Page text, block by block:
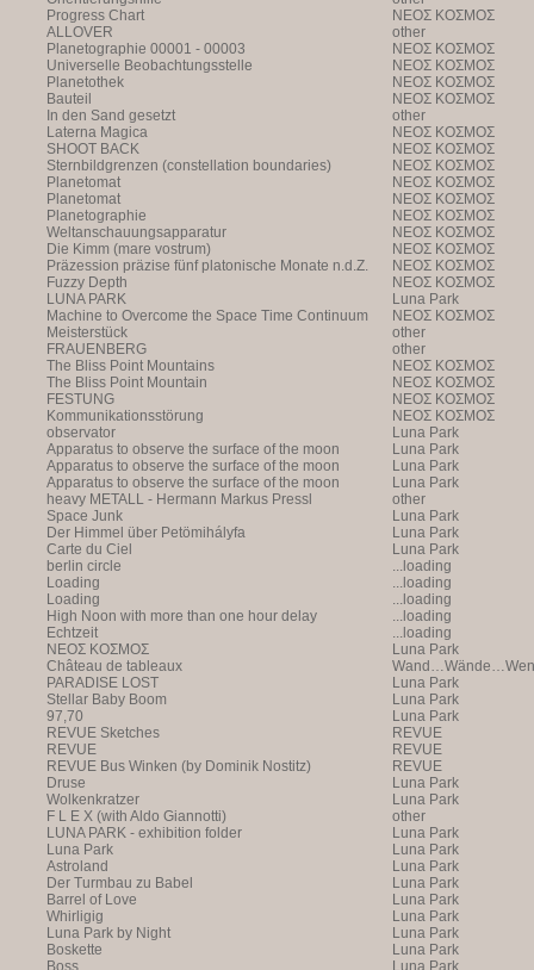
Progress Chart
NEOΣ KOΣMOΣ
ALLOVER
other
Planetographie 00001 - 00003
NEOΣ KOΣMOΣ
Universelle Beobachtungsstelle
NEOΣ KOΣMOΣ
Planetothek
NEOΣ KOΣMOΣ
Bauteil
NEOΣ KOΣMOΣ
In den Sand gesetzt
other
Laterna Magica
NEOΣ KOΣMOΣ
SHOOT BACK
NEOΣ KOΣMOΣ
Sternbildgrenzen (constellation boundaries)
NEOΣ KOΣMOΣ
Planetomat
NEOΣ KOΣMOΣ
Planetomat
NEOΣ KOΣMOΣ
Planetographie
NEOΣ KOΣMOΣ
Weltanschauungsapparatur
NEOΣ KOΣMOΣ
Die Kimm (mare vostrum)
NEOΣ KOΣMOΣ
Präzession präzise fünf platonische Monate n.d.Z.
NEOΣ KOΣMOΣ
Fuzzy Depth
NEOΣ KOΣMOΣ
LUNA PARK
Luna Park
Machine to Overcome the Space Time Continuum
NEOΣ KOΣMOΣ
Meisterstück
other
FRAUENBERG
other
The Bliss Point Mountains
NEOΣ KOΣMOΣ
The Bliss Point Mountain
NEOΣ KOΣMOΣ
FESTUNG
NEOΣ KOΣMOΣ
Kommunikationsstörung
NEOΣ KOΣMOΣ
observator
Luna Park
Apparatus to observe the surface of the moon
Luna Park
Apparatus to observe the surface of the moon
Luna Park
Apparatus to observe the surface of the moon
Luna Park
heavy METALL - Hermann Markus Pressl
other
Space Junk
Luna Park
Der Himmel über Petömihályfa
Luna Park
Carte du Ciel
Luna Park
berlin circle
...loading
Loading
...loading
Loading
...loading
High Noon with more than one hour delay
...loading
Echtzeit
...loading
NEOΣ KOΣMOΣ
Luna Park
Château de tableaux
PARADISE LOST
Luna Park
Stellar Baby Boom
Luna Park
97,70
Luna Park
REVUE Sketches
REVUE
REVUE
REVUE
REVUE Bus Winken (by Dominik Nostitz)
REVUE
Druse
Luna Park
Wolkenkratzer
Luna Park
F L E X (with Aldo Giannotti)
other
LUNA PARK - exhibition folder
Luna Park
Luna Park
Luna Park
Astroland
Luna Park
Der Turmbau zu Babel
Luna Park
Barrel of Love
Luna Park
Whirligig
Luna Park
Luna Park by Night
Luna Park
Boskette
Luna Park
Boss
Luna Park